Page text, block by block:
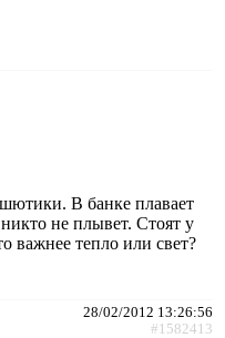
В банке плавает
не плывет. Стоят у
важнее тепло или свет?
28/02/2012 13:26:56
#1582413